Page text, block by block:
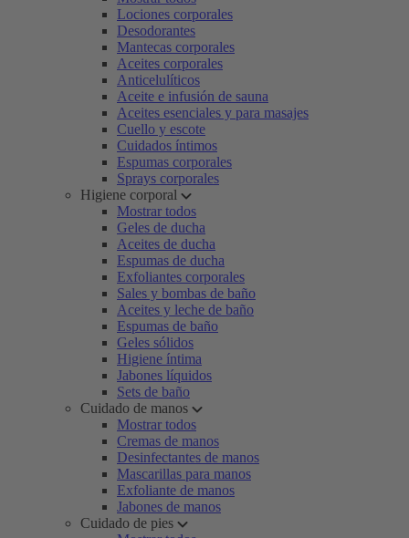
Lociones corporales
Desodorantes
Mantecas corporales
Aceites corporales
Anticelulíticos
Aceite e infusión de sauna
Aceites esenciales y para masajes
Cuello y escote
Cuidados íntimos
Espumas corporales
Sprays corporales
Higiene corporal
Mostrar todos
Geles de ducha
Aceites de ducha
Espumas de ducha
Exfoliantes corporales
Sales y bombas de baño
Aceites y leche de baño
Espumas de baño
Geles sólidos
Higiene íntima
Jabones líquidos
Sets de baño
Cuidado de manos
Mostrar todos
Cremas de manos
Desinfectantes de manos
Mascarillas para manos
Exfoliante de manos
Jabones de manos
Cuidado de pies